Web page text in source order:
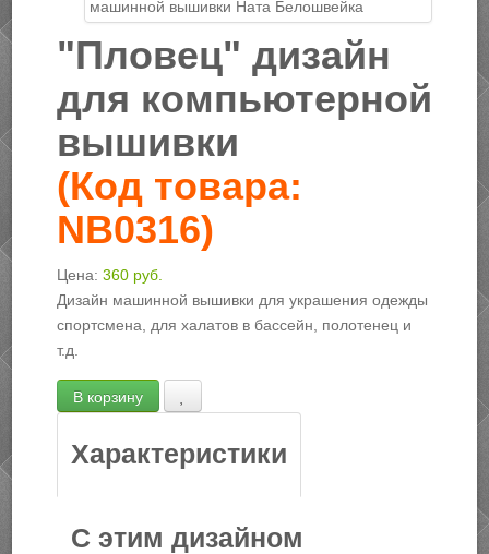
"Пловец" дизайн
для компьютерной
вышивки
(Код товара:
NB0316)
Цена: 360 руб.
Дизайн машинной вышивки для украшения одежды
спортсмена, для халатов в бассейн, полотенец и
т.д.
Характеристики
С этим дизайном